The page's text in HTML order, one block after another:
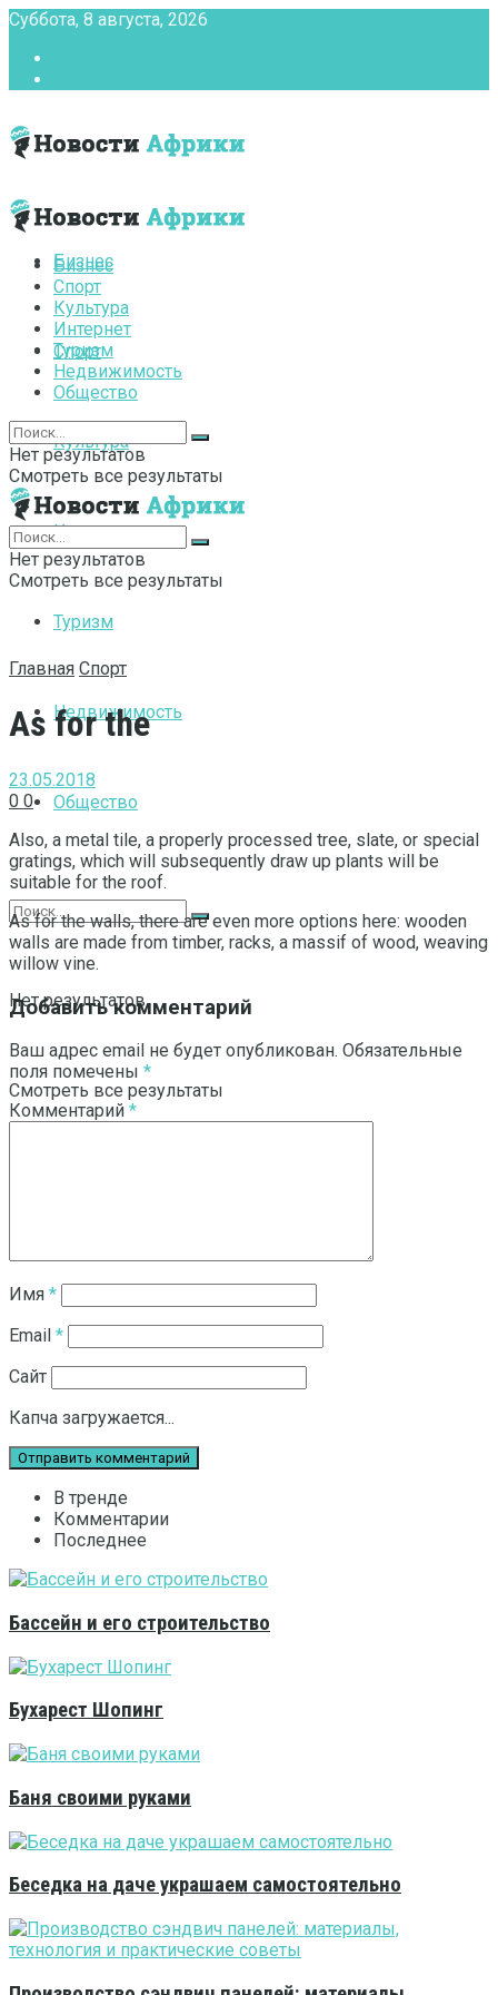
Суббота, 8 августа, 2026
Бизнес
Спорт
Культура
Интернет
Туризм
Недвижимость
Общество
Нет результатов
Смотреть все результаты
Бизнес
Спорт
Культура
Интернет
Туризм
Недвижимость
Общество
Нет результатов
Смотреть все результаты
Нет результатов
Смотреть все результаты
Главная Спорт
As for the
23.05.2018
0 0
Also, a metal tile, a properly processed tree, slate, or special
gratings, which will subsequently draw up plants will be
suitable for the roof.
As for the walls, there are even more options here: wooden
walls are made from timber, racks, a massif of wood, weaving
willow vine.
Добавить комментарий
Ваш адрес email не будет опубликован. Обязательные
поля помечены *
Комментарий *
Имя *
Email *
Сайт
Капча загружается...
В тренде
Комментарии
Последнее
Бассейн и его строительство
Бухарест Шопинг
Баня своими руками
Беседка на даче украшаем самостоятельно